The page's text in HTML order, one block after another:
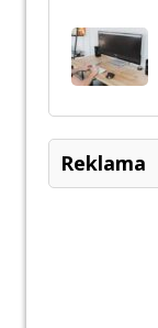
Reklama